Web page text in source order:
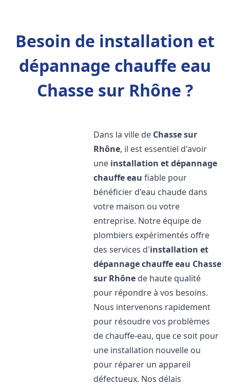
Besoin de installation et
dépannage chauffe eau
Chasse sur Rhône ?
Dans la ville de Chasse sur
Rhône, il est essentiel d'avoir
une installation et dépannage
chauffe eau fiable pour
bénéficier d'eau chaude dans
votre maison ou votre
entreprise. Notre équipe de
plombiers expérimentés offre
des services d'installation et
dépannage chauffe eau Chasse
sur Rhône de haute qualité
pour répondre à vos besoins.
Nous intervenons rapidement
pour résoudre vos problèmes
de chauffe-eau, que ce soit pour
une installation nouvelle ou
pour réparer un appareil
défectueux. Nos délais